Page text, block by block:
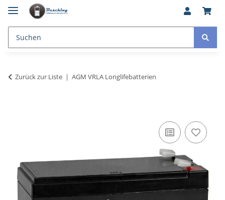
Zurück zur Liste AGM VRLA Longlifebatterien